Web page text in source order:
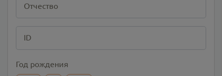
Отчество
ID
Год рождения